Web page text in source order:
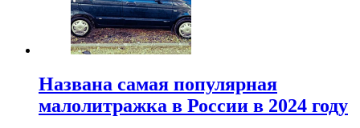
Названа самая популярная
малолитражка в России в 2024 году